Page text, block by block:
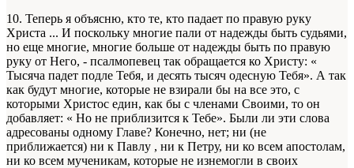
10. Теперь я объясню, кто те, кто падает по правую руку
Христа ... И поскольку многие пали от надежды быть судьями,
но еще многие, многие больше от надежды быть по правую
руку от Него, - псалмопевец так обращается ко Христу: «
Тысяча падет подле Тебя, и десять тысяч одесную Тебя». А так
как будут многие, которые не взирали бы на все это, с
которыми Христос един, как бы с членами Своими, то он
добавляет: « Но не приблизится к Тебе». Были ли эти слова
адресованы одному Главе? Конечно, нет; ни (не
приближается) ни к Павлу , ни к Петру, ни ко всем апостолам,
ни ко всем мученикам, которые не изнемогли в своих